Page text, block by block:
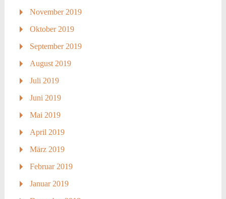
November 2019
Oktober 2019
September 2019
August 2019
Juli 2019
Juni 2019
Mai 2019
April 2019
März 2019
Februar 2019
Januar 2019